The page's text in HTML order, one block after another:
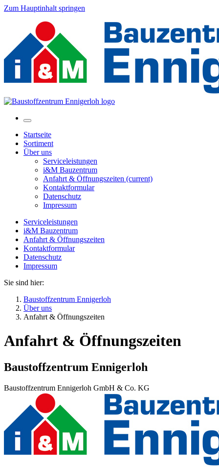
Zum Hauptinhalt springen
Startseite
Sortiment
Über uns
Serviceleistungen
i&M Bauzentrum
Anfahrt & Öffnungszeiten (current)
Kontaktformular
Datenschutz
Impressum
Serviceleistungen
i&M Bauzentrum
Anfahrt & Öffnungszeiten
Kontaktformular
Datenschutz
Impressum
Sie sind hier:
Baustoffzentrum Ennigerloh
Über uns
Anfahrt & Öffnungszeiten
Anfahrt & Öffnungszeiten
Baustoffzentrum Ennigerloh
Baustoffzentrum Ennigerloh GmbH & Co. KG